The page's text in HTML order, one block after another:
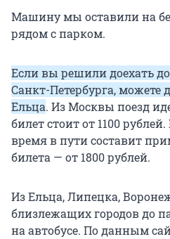
Машину мы оставили на
рядом с парком.
Если вы решили доехать
Санкт-Петербурга, можете
Ельца. Из Москвы поезд
билет стоит от 1100
время в пути составит
билета — от 1800 рублей.
Из Ельца, Липецка,
близлежащих городов до
на автобусе. По данным